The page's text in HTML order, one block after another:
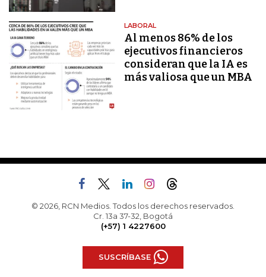
LABORAL
Al menos 86% de los
ejecutivos financieros
consideran que la IA es
más valiosa que un MBA
© 2026, RCN Medios. Todos los derechos reservados.
Cr. 13a 37-32, Bogotá
(+57) 1 4227600
SUSCRÍBASE